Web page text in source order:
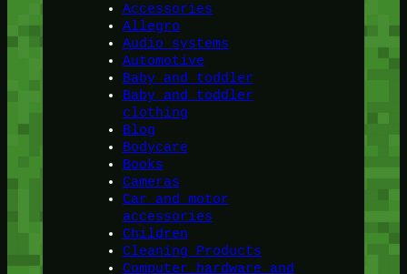
Accessories
Allegro
Audio systems
Automotive
Baby and toddler
Baby and toddler
clothing
Blog
Bodycare
Books
Cameras
Car and motor
accessories
Children
Cleaning Products
Computer hardware and